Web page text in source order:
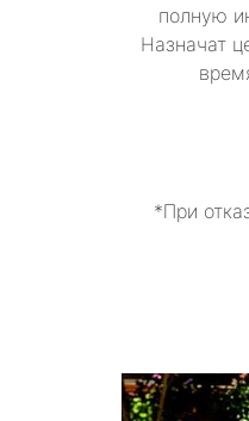
полную
Назначат
*При